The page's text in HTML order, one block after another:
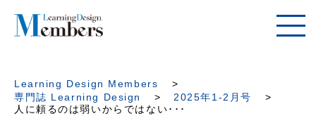
Learning Design Members
専門誌 Learning Design
2025年1-2月号
人に頼るのは弱いからではない･･･